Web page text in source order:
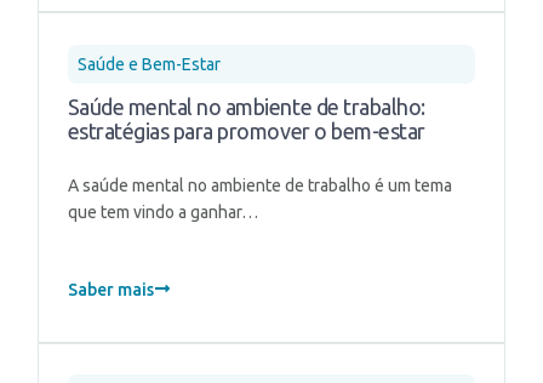
Saúde e Bem-Estar
Saúde mental no ambiente de trabalho:
estratégias para promover o bem-estar
A saúde mental no ambiente de trabalho é um tema
que tem vindo a ganhar…
Saber mais